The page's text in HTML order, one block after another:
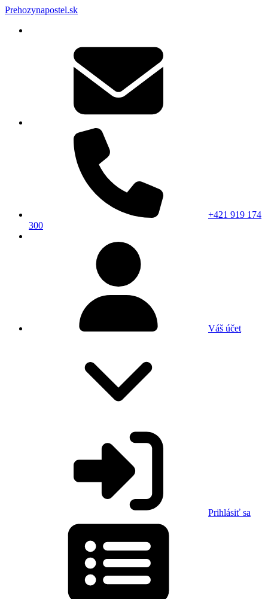
Prehozynapostel.sk
+421 919 174
300
Váš účet
Prihlásiť sa